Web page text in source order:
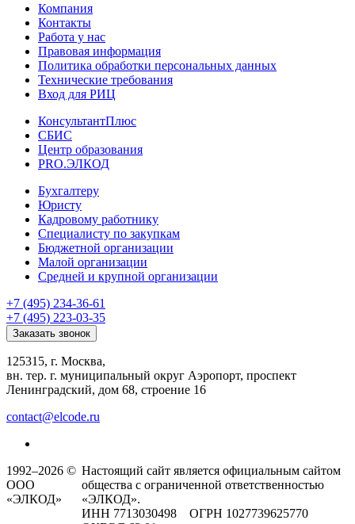
Компания
Контакты
Работа у нас
Правовая информация
Политика обработки персональных данных
Технические требования
Вход для РИЦ
КонсультантПлюс
СБИС
Центр образования
PRO.ЭЛКОД
Бухгалтеру
Юристу
Кадровому работнику
Специалисту по закупкам
Бюджетной организации
Малой организации
Средней и крупной организации
+7 (495) 234-36-61
+7 (495) 223-03-35
Заказать звонок
125315, г. Москва,
вн. тер. г. муниципальный округ Аэропорт, проспект
Ленинградский, дом 68, строение 16
contact@elcode.ru
1992–2026 ©
ООО
«ЭЛКОД»
Настоящий сайт является официальным сайтом
общества с ограниченной ответственностью
«ЭЛКОД».
ИНН 7713030498 ОГРН 1027739625770